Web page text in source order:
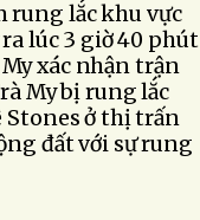
rung lắc khu vực
lúc 3 giờ 40 phút
xác nhận trận
My bị rung lắc
Stones ở thị trấn
đất với sự rung